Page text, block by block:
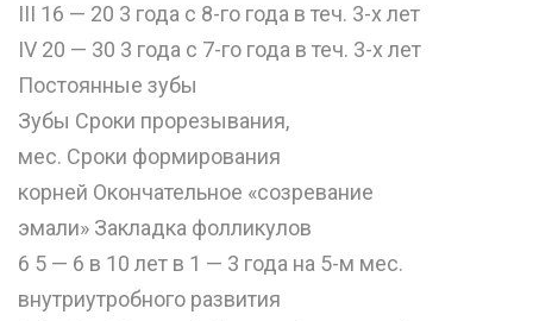
III 16 — 20 3 года с 8-го года в теч. 3-х лет
IV 20 — 30 3 года с 7-го года в теч. 3-х лет
Постоянные зубы
Зубы Сроки прорезывания,
мес. Сроки формирования
корней Окончательное «созревание
эмали» Закладка фолликулов
6 5 — 6 в 10 лет в 1 — 3 года на 5-м мес.
внутриутробного развития